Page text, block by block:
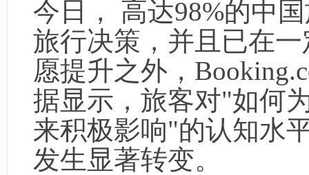
今日， 高达98%的中
旅行决策，并且已在
愿提升之外，
据显示，旅客对"如何
来积极影响"的认知水
发生显著转变。